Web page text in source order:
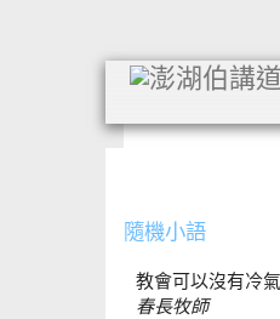
隨機小語
教會可以沒有冷
春長牧師